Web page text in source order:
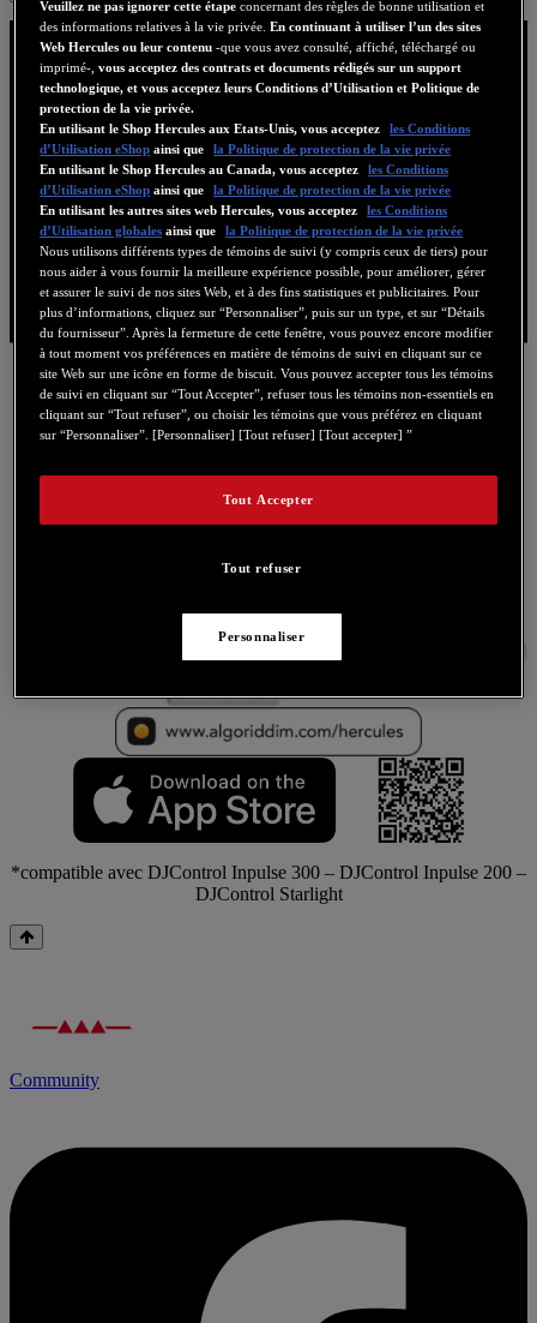
Téléchargez gratuitement l’application
Nécessite l’Adaptateur Apple pour appareil photo
Lightning vers USB 3 et la version iOS 11.2 ou plus
récente
*compatible avec DJControl Inpulse 300 – DJControl Inpulse 200 –
DJControl Starlight
Community
Veuillez ne pas ignorer cette étape concernant des règles de bonne utilisation et
des informations relatives à la vie privée.En continuant à utiliser l’un des sites
Web Hercules ou leur contenu-que vous avez consulté, affiché, téléchargé ou
imprimé-,vous acceptez des contrats et documents rédigés sur un support
technologique, et vous acceptez leurs Conditions d’Utilisation et Politique de
protection de la vie privée.
En utilisant le Shop Hercules aux Etats-Unis, vous acceptez
les Conditions
d’Utilisation eShop ainsi que
la Politique de protection de la vie privée
En utilisant le Shop Hercules au Canada, vous acceptez
les Conditions
d’Utilisation eShop ainsi que
la Politique de protection de la vie privée
En utilisant les autres sites web Hercules, vous acceptez
les Conditions
d’Utilisation globales ainsi que
la Politique de protection de la vie privée
Nous utilisons différents types de témoins de suivi (y compris ceux de tiers) pour
nous aider à vous fournir la meilleure expérience possible, pour améliorer, gérer
et assurer le suivi de nos sites Web, et à des fins statistiques et publicitaires. Pour
plus d’informations, cliquez sur “Personnaliser”, puis sur un type, et sur “Détails
du fournisseur”. Après la fermeture de cette fenêtre, vous pouvez encore modifier
à tout moment vos préférences en matière de témoins de suivi en cliquant sur ce
site Web sur une icône en forme de biscuit. Vous pouvez accepter tous les témoins
de suivi en cliquant sur “Tout Accepter”, refuser tous les témoins non-essentiels en
cliquant sur “Tout refuser”, ou choisir les témoins que vous préférez en cliquant
sur “Personnaliser”. [Personnaliser] [Tout refuser] [Tout accepter] ”
Tout refuser
Tout Accepter
Personnaliser